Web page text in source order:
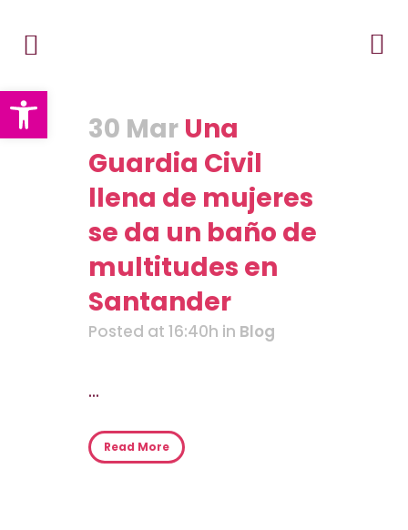
Abrir barra de herramientas
30 Mar Una
Guardia Civil
llena de mujeres
se da un baño de
multitudes en
Santander
Posted at 16:40h in Blog
...
Read More